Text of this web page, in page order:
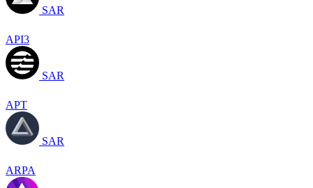
SAR
API3
SAR
APT
SAR
ARPA